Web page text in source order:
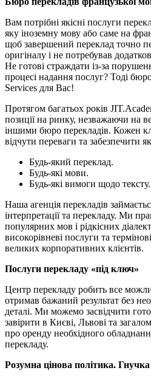
Вам потрібні якісні послуги
яку іноземну мову або саме на
щоб завершений переклад точно
оригіналу і не потребував
Не готові страждати із-за
процесі надання послуг? Тоді
Services для Вас!
Протягом багатьох років
позиції на ринку, незважаючи на
іншими бюро перекладів. Кожен
відчути переваги та забезпечити
Будь-який переклад.
Будь-які мови.
Будь-які вимоги щодо тексту.
Наша агенція перекладів
інтерпретації та перекладу. Ми
популярних мов і рідкісних
високорівневі послуги та
великих корпоративних клієнтів.
Послуги перекладу «під ключ»
Центр перекладу робить все
отримав бажаний результат без
деталі. Ми можемо засвідчити
завірити в Києві, Львові та
про оренду необхідного
перекладу.
Розумна цінова політика.